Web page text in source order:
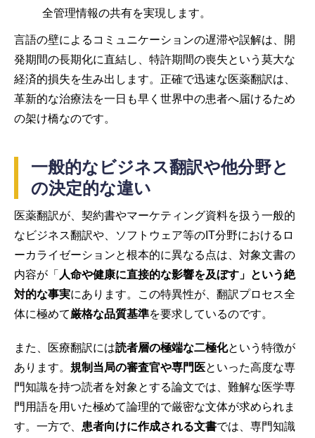
全管理情報の共有を実現します。
言語の壁によるコミュニケーションの遅滞や誤解は、開
発期間の長期化に直結し、特許期間の喪失という莫大な
経済的損失を生み出します。正確で迅速な医薬翻訳は、
革新的な治療法を一日も早く世界中の患者へ届けるため
の架け橋なのです。
一般的なビジネス翻訳や他分野と
の決定的な違い
医薬翻訳が、契約書やマーケティング資料を扱う一般的
なビジネス翻訳や、ソフトウェア等のIT分野におけるロ
ーカライゼーションと根本的に異なる点は、対象文書の
内容が「 人命や健康に直接的な影響を及ぼす」という絶
対的な事実にあります。この特異性が、翻訳プロセス全
体に極めて厳格な品質基準を要求しているのです。
また、医療翻訳には読者層の極端な二極化という特徴が
あります。 規制当局の審査官や専門医といった高度な専
門知識を持つ読者を対象とする論文では、難解な医学専
門用語を用いた極めて論理的で厳密な文体が求められま
す。一方で、 患者向けに作成される文書では、専門知識